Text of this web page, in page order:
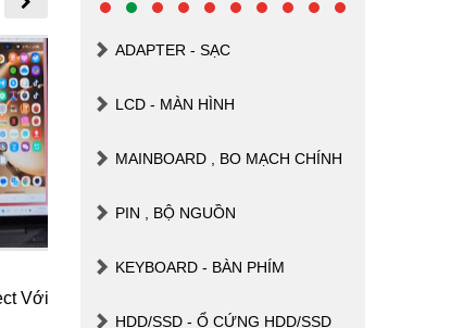
Với
ADAPTER - SẠC
LCD - MÀN HÌNH
MAINBOARD , BO MẠCH CHÍNH
PIN , BỘ NGUỒN
KEYBOARD - BÀN PHÍM
HDD/SSD - Ổ CỨNG HDD/SSD